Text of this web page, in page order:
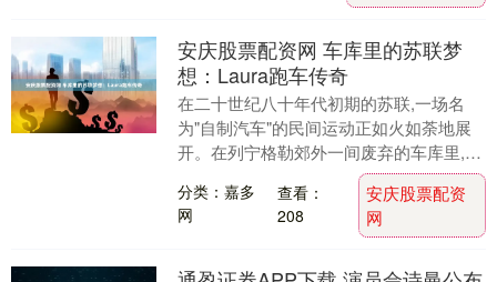
安庆股票配资网 车库里的苏联梦
想：Laura跑车传奇
在二十世纪八十年代初期的苏联,一场名
为"自制汽车"的民间运动正如火如荼地展
开。在列宁格勒郊外一间废弃的车库里,两
位年轻人德米特里·帕尔费诺夫和根纳季·海
诺夫正在....
分类：嘉多
网
查看：
208
安庆股票配资
网